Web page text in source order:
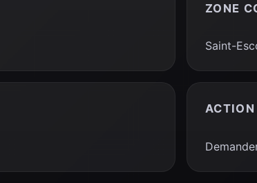
ZONE
Saint-
ACTION